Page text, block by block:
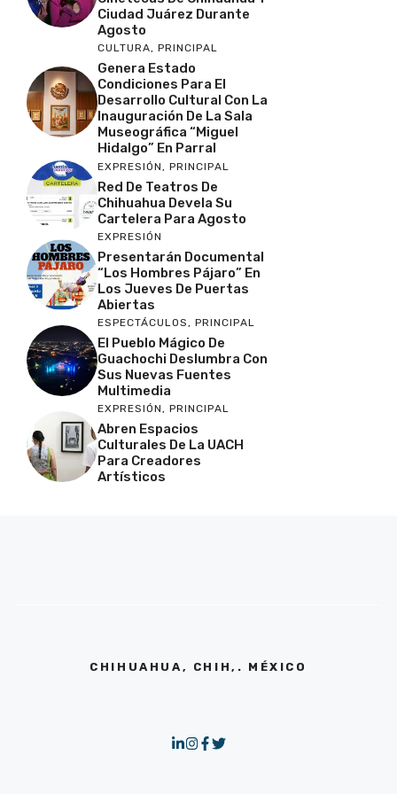
Ciudad Juárez Durante
Agosto
CULTURA, PRINCIPAL
Genera Estado
Condiciones Para El
Desarrollo Cultural Con La
Inauguración De La Sala
Museográfica “Miguel
Hidalgo” En Parral
EXPRESIÓN , PRINCIPAL
Red De Teatros De
Chihuahua Devela Su
Cartelera Para Agosto
EXPRESIÓN
Presentarán Documental
“Los Hombres Pájaro” En
Los Jueves De Puertas
Abiertas
ESPECTÁCULOS, PRINCIPAL
El Pueblo Mágico De
Guachochi Deslumbra Con
Sus Nuevas Fuentes
Multimedia
EXPRESIÓN, PRINCIPAL
Abren Espacios
Culturales De La UACH
Para Creadores
Artísticos
CHIHUAHUA, CHIH,. MÉXICO